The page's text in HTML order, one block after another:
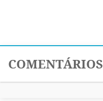
COMENTÁRIOS